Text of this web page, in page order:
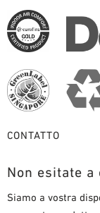
CONTATTO
Non esitate a
Siamo a vostra